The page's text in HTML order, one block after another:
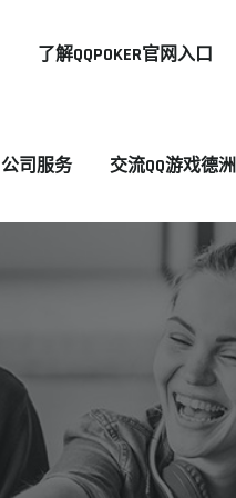
了解QQPOKER官网入口
公司服务 交流QQ游戏德